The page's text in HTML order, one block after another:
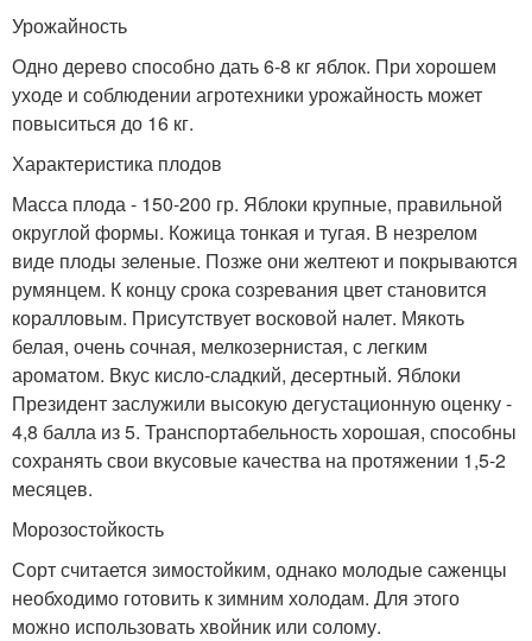
Урожайность
Одно дерево способно дать 6-8 кг яблок. При хорошем
уходе и соблюдении агротехники урожайность может
повыситься до 16 кг.
Характеристика плодов
Масса плода - 150-200 гр. Яблоки крупные, правильной
округлой формы. Кожица тонкая и тугая. В незрелом
виде плоды зеленые. Позже они желтеют и покрываются
румянцем. К концу срока созревания цвет становится
коралловым. Присутствует восковой налет. Мякоть
белая, очень сочная, мелкозернистая, с легким
ароматом. Вкус кисло-сладкий, десертный. Яблоки
Президент заслужили высокую дегустационную оценку -
4,8 балла из 5. Транспортабельность хорошая, способны
сохранять свои вкусовые качества на протяжении 1,5-2
месяцев.
Морозостойкость
Сорт считается зимостойким, однако молодые саженцы
необходимо готовить к зимним холодам. Для этого
можно использовать хвойник или солому.